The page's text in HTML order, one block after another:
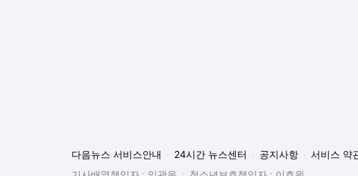
다음뉴스 서비스안내 24시간 뉴스센터 공지사항
서비스 약